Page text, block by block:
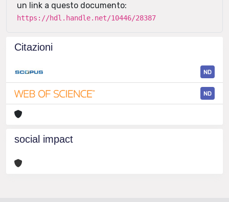
un link a questo documento:
https://hdl.handle.net/10446/28387
Citazioni
ND
ND
social impact